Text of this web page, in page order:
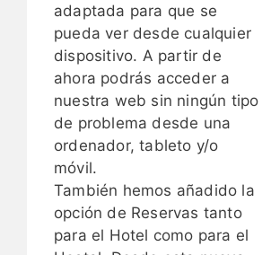
adaptada para que se
pueda ver desde cualquier
dispositivo. A partir de
ahora podrás acceder a
nuestra web sin ningún tipo
de problema desde una
ordenador, tableto y/o
móvil.
También hemos añadido la
opción de Reservas tanto
para el Hotel como para el